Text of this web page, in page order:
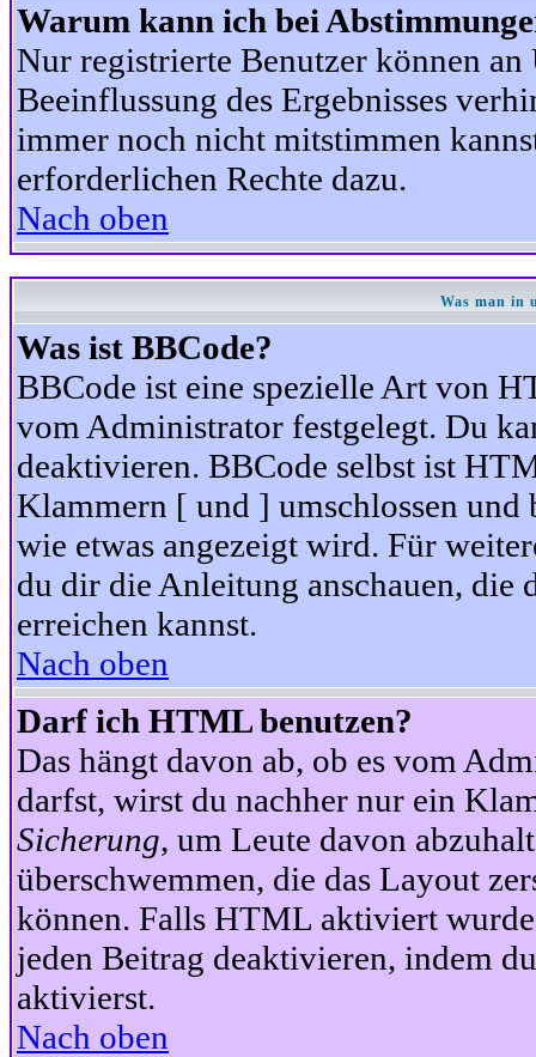
Warum kann ich bei
Nur registrierte Benutzer können
Beeinflussung des Ergebnisses
immer noch nicht mitstimmen
erforderlichen Rechte dazu.
Nach oben
Was man in
Was ist BBCode?
BBCode ist eine spezielle Art von
vom Administrator festgelegt. Du
deaktivieren. BBCode selbst ist
Klammern [ und ] umschlossen
wie etwas angezeigt wird. Für
du dir die Anleitung anschauen, die
erreichen kannst.
Nach oben
Darf ich HTML benutzen?
Das hängt davon ab, ob es vom
darfst, wirst du nachher nur ein
Sicherung, um Leute davon
überschwemmen, die das Layout
können. Falls HTML aktiviert
jeden Beitrag deaktivieren, indem
aktivierst.
Nach oben